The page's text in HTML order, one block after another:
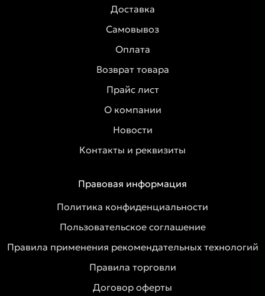
Доставка
Самовывоз
Оплата
Возврат товара
Прайс лист
О компании
Новости
Контакты и реквизиты
Правовая информация
Политика конфиденциальности
Пользовательское соглашение
Правила применения рекомендательных технологий
Правила торговли
Договор оферты